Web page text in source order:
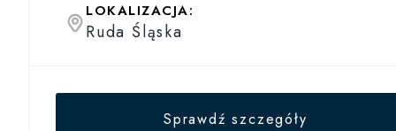
LOKALIZACJA:
Ruda Śląska
Sprawdź szczegóły